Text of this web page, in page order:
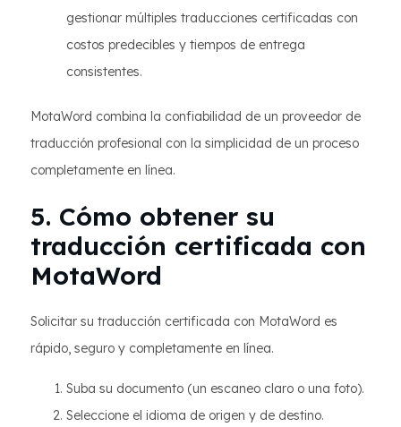
gestionar múltiples traducciones certificadas con
costos predecibles y tiempos de entrega
consistentes.
MotaWord combina la confiabilidad de un proveedor de
traducción profesional con la simplicidad de un proceso
completamente en línea.
5. Cómo obtener su
traducción certificada con
MotaWord
Solicitar su traducción certificada con MotaWord es
rápido, seguro y completamente en línea.
Suba su documento (un escaneo claro o una foto).
Seleccione el idioma de origen y de destino.